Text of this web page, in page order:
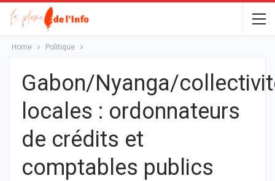
Home Politique
Gabon/Nyanga/
locales : ordonnateurs
de crédits et
comptables publics